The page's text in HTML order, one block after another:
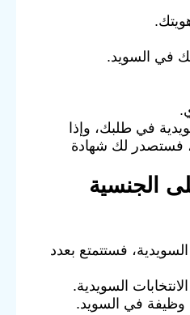
في السويد.
في طلبك، وإذا
فستصدر لك شهادة
الجنسية
فستتمتع بعدد
السويدية.
في السويد.